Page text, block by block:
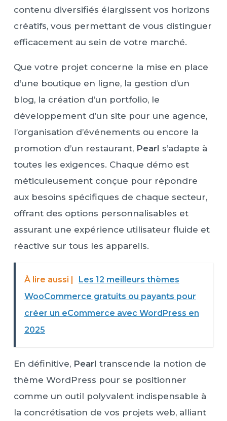
contenu diversifiés élargissent vos horizons
créatifs, vous permettant de vous distinguer
efficacement au sein de votre marché.
Que votre projet concerne la mise en place
d’une boutique en ligne, la gestion d’un
blog, la création d’un portfolio, le
développement d’un site pour une agence,
l’organisation d’événements ou encore la
promotion d’un restaurant, Pearl s’adapte à
toutes les exigences. Chaque démo est
méticuleusement conçue pour répondre
aux besoins spécifiques de chaque secteur,
offrant des options personnalisables et
assurant une expérience utilisateur fluide et
réactive sur tous les appareils.
À lire aussi |
Les 12 meilleurs thèmes
WooCommerce gratuits ou payants pour
créer un eCommerce avec WordPress en
2025
En définitive, Pearl transcende la notion de
thème WordPress pour se positionner
comme un outil polyvalent indispensable à
la concrétisation de vos projets web, alliant